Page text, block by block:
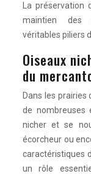
La
maintien des
véritables piliers
Oiseaux
du
Dans les prairies
de nombreuses
nicher et se
écorcheur ou
caractéristiques
un rôle